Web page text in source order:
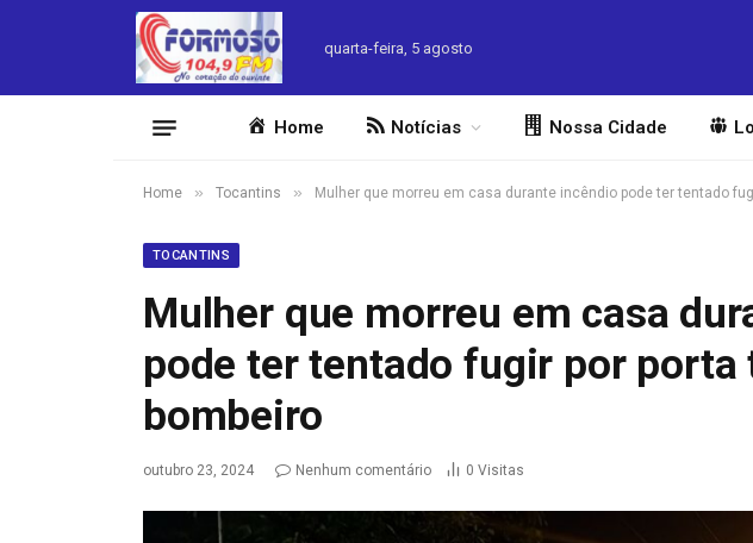
quarta-feira, 5 agosto
Home Notícias Nossa Cidade
Home » Tocantins » Mulher que morreu em casa durante incêndio pode ter tentado
TOCANTINS
Mulher que morreu em casa
pode ter tentado fugir por porta
bombeiro
outubro 23, 2024 Nenhum comentário 0 Visitas